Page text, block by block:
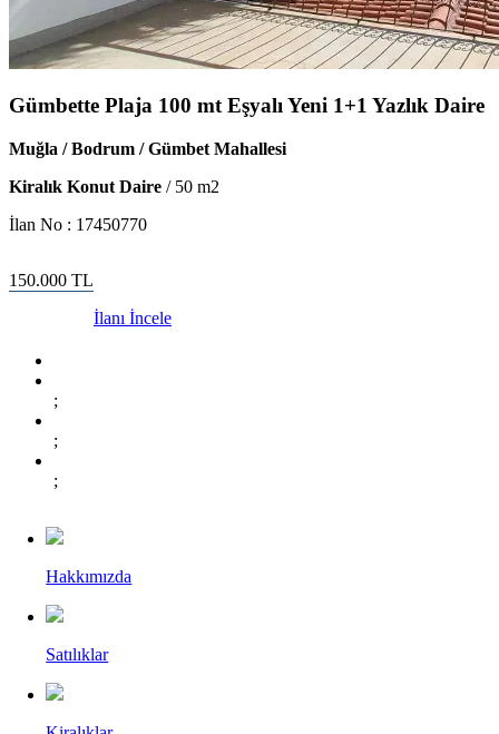
Gümbette Plaja 100 mt Eşyalı Yeni 1+1 Yazlık Daire
Muğla / Bodrum / Gümbet Mahallesi
Kiralık Konut Daire / 50 m2
İlan No : 17450770
150.000 TL
İlanı İncele
;
;
;
Hakkımızda
Satılıklar